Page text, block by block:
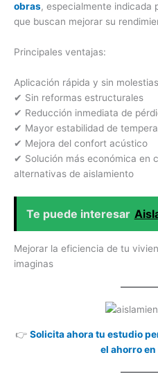
obras, especialmente indicada
que buscan mejorar su
Principales ventajas:
Aplicación rápida y sin molestias
✔ Sin reformas estructurales
✔ Reducción inmediata de
✔ Mayor estabilidad de
✔ Mejora del confort acústico
✔ Solución más económica en
alternativas de aislamiento
Te puede interesar
Mejorar la eficiencia de tu
imaginas
👉 Solicita ahora tu estudio
el ahorro